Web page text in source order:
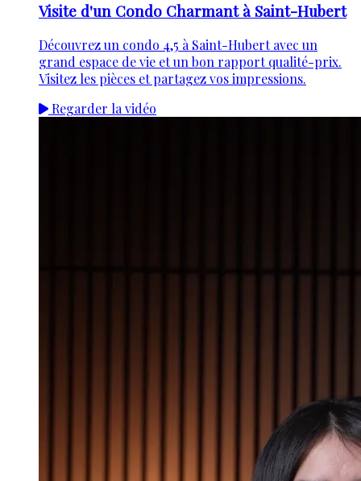
Visite d'un Condo Charmant à Saint-Hubert
Découvrez un condo 4,5 à Saint-Hubert avec un
grand espace de vie et un bon rapport qualité-prix.
Visitez les pièces et partagez vos impressions.
Regarder la vidéo